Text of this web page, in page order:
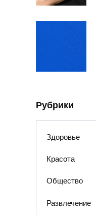
Рубрики
Здоровье
Красота
Общество
Развлечение